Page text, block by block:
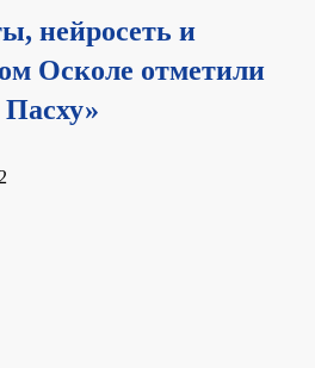
нейросеть и
Осколе отметили